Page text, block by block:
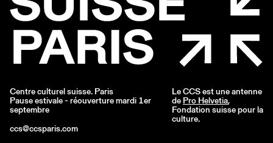
Centre culturel suisse. Paris
Pause estivale - réouverture mardi 1er
septembre
ccs@ccsparis.com
Le CCS est une antenne
de Pro Helvetia,
Fondation suisse pour la
culture.